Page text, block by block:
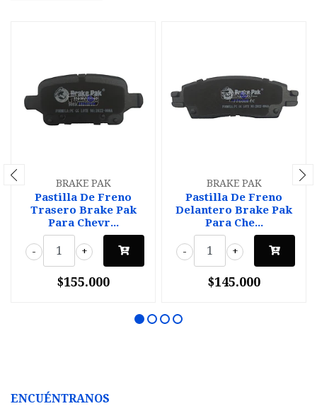
BRAKE PAK
Pastilla De Freno
Trasero Brake Pak
Para Chevr...
+
-
$155.000
BRAKE PAK
Pastilla De Freno
Delantero Brake Pak
Para Che...
+
-
$145.000
ENCUÉNTRANOS